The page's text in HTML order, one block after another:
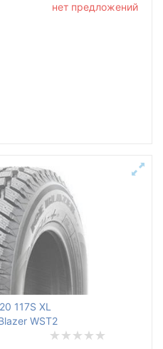
нет предложений
117S XL
WST2